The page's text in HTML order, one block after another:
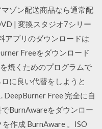
ゾン配送商品なら通常配
| 変換スタジオ7シリー
アプリのダウンロードは
Freeをダウンロード
焼くためのプログラムで
に良い代替をしようと
DeepBurner Free 完全に自
BurnAwareをダウンロー
作成 BurnAware 。ISO